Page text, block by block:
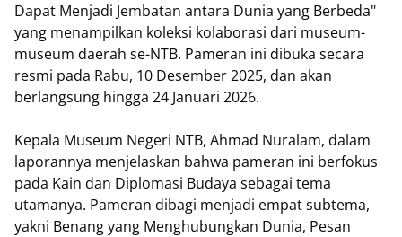
Dapat Menjadi Jembatan antara Dunia yang Berbeda"
yang menampilkan koleksi kolaborasi dari museum-
museum daerah se-NTB. Pameran ini dibuka secara
resmi pada Rabu, 10 Desember 2025, dan akan
berlangsung hingga 24 Januari 2026.
Kepala Museum Negeri NTB, Ahmad Nuralam, dalam
laporannya menjelaskan bahwa pameran ini berfokus
pada Kain dan Diplomasi Budaya sebagai tema
utamanya. Pameran dibagi menjadi empat subtema,
yakni Benang yang Menghubungkan Dunia, Pesan